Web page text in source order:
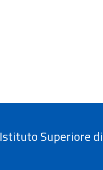
Istituto Superiore